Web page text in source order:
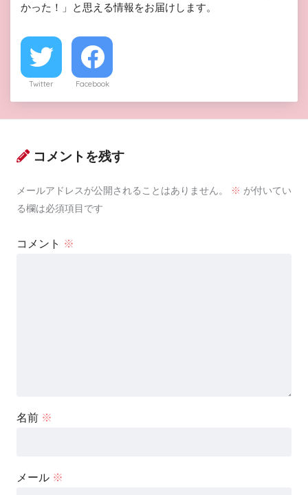
かった！」と思える情報をお届けします。
Twitter Facebook
コメントを残す
メールアドレスが公開されることはありません。 ※ が付いてい
る欄は必須項目です
コメント ※
名前 ※
メール ※